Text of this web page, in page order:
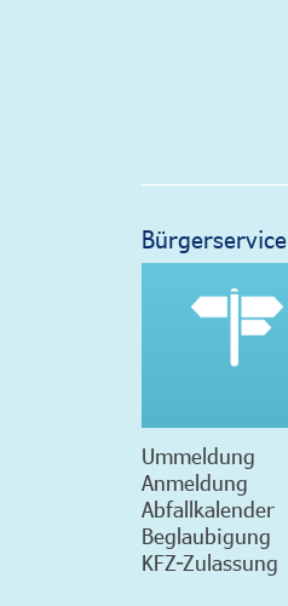
Bürgerservice
Ummeldung
Anmeldung
Abfallkalender
Beglaubigung
KFZ-Zulassung